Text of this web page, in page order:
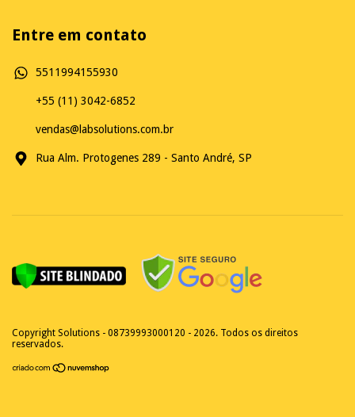
Entre em contato
5511994155930
+55 (11) 3042-6852
vendas@labsolutions.com.br
Rua Alm. Protogenes 289 - Santo André, SP
Copyright Solutions - 08739993000120 - 2026. Todos os direitos
reservados.